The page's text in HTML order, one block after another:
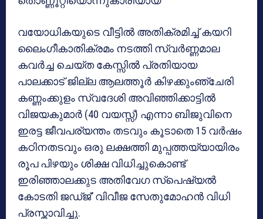
വയോധികയുടെ വീട്ടിൽ അതിക്രമിച്ച് കയറി
ലൈംഗീകാതിക്രമം നടത്തി സ്വർണ്ണമാല
കവർച്ച ചെയ്‌ത കേസ്സിൽ പ്രതിയായ
പാലക്കാട് ജില്ല ആലത്തൂർ കിഴക്കുംഞ്ചേരി
കണ്ണംക്കുളം സ്വദേശി അവിഞ്ഞിക്കാട്ടിൽ
വിജയകുമാർ (40 വയസ്സ്) എന്നാ ബിജുവിനെ
ഇരട്ട ജീവപര്യന്തം തടവും കൂടാതെ 15 വർഷം
കഠിനതടവും ഒരു ലക്ഷത്തി മുപ്പത്തയ്യായിരം
രൂപ പിഴയും ശിക്ഷ വിധിച്ചുകൊണ്ട്
ഇരിഞ്ഞാലക്കുട അതിവേഗ സ്പെഷ്യൽ
കോടതി ജഡ്ജ്’ വിവീജ സേതുമോഹൻ വിധി
പ്രസ്താവിച്ചു.